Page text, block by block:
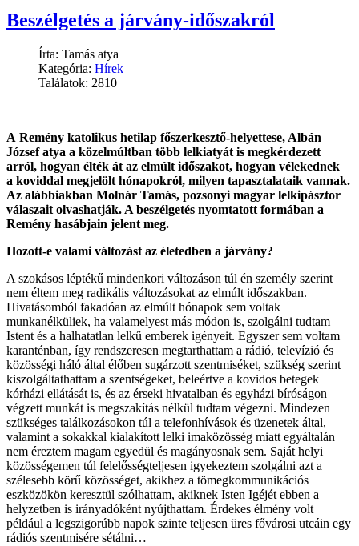
Beszélgetés a járvány-időszakról
Írta: Tamás atya
Kategória: Hírek
Találatok: 2810
A Remény katolikus hetilap főszerkesztő-helyettese, Albán
József atya a közelmúltban több lelkiatyát is megkérdezett
arról, hogyan élték át az elmúlt időszakot, hogyan vélekednek
a koviddal megjelölt hónapokról, milyen tapasztalataik vannak.
Az alábbiakban Molnár Tamás, pozsonyi magyar lelkipásztor
válaszait olvashatják. A beszélgetés nyomtatott formában a
Remény hasábjain jelent meg.
Hozott-e valami változást az életedben a járvány?
A szokásos léptékű mindenkori változáson túl én személy szerint
nem éltem meg radikális változásokat az elmúlt időszakban.
Hivatásomból fakadóan az elmúlt hónapok sem voltak
munkanélküliek, ha valamelyest más módon is, szolgálni tudtam
Istent és a halhatatlan lelkű emberek igényeit. Egyszer sem voltam
karanténban, így rendszeresen megtarthattam a rádió, televízió és
közösségi háló által élőben sugárzott szentmiséket, szükség szerint
kiszolgáltathattam a szentségeket, beleértve a kovidos betegek
kórházi ellátását is, és az érseki hivatalban és egyházi bíróságon
végzett munkát is megszakítás nélkül tudtam végezni. Mindezen
szükséges találkozásokon túl a telefonhívások és üzenetek által,
valamint a sokakkal kialakított lelki imaközösség miatt egyáltalán
nem éreztem magam egyedül és magányosnak sem. Saját helyi
közösségemen túl felelősségteljesen igyekeztem szolgálni azt a
szélesebb körű közösséget, akikhez a tömegkommunikációs
eszközökön keresztül szólhattam, akiknek Isten Igéjét ebben a
helyzetben is irányadóként nyújthattam. Érdekes élmény volt
például a legszigorúbb napok szinte teljesen üres fővárosi utcáin egy
rádiós szentmisére sétálni…